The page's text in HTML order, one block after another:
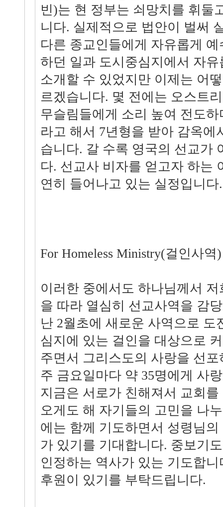
빈)는 현 정부는 쇠망치를 휘둘
니다. 실제적으로 법안이 벌써
다른 종교인들에게 자유롭게
하던 일과 도시중심지에서 자
소개할 수 있었지만 이제는 어
르겠습니다. 몇 전에는 오스트
무슬림들에게 소리 높여 전도
라고 해서 7년형을 받아 감옥에
습니다. 갈 수록 영국의 선교가
다. 선교사 비자를 얻고자 하는
연히 들어나고 있는 실정입니다.
For Homeless Ministry(걸인사역)
이러한 중에서도 하나님께서
을 따라 열심히 선교사역을 감
난 2월초에 새로운 사역으로 도
심지에 있는 걸인을 대상으로
주면서 그리스도의 사랑을 선
주 금요일마다 약 35명에게 사
지금은 서로가 친해져서 교회
오게도 해 자기들의 고민을 나
에는 함께 기도하면서 성령님
가 있기를 기대합니다. 중보기
인정하는 역사가 있는 기도합
후원이 있기를 부탁드립니다.